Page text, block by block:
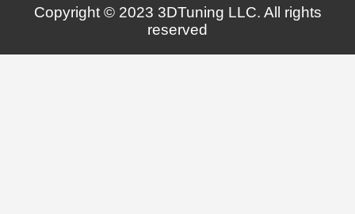
Copyright © 2023 3DTuning LLC. All rights
reserved